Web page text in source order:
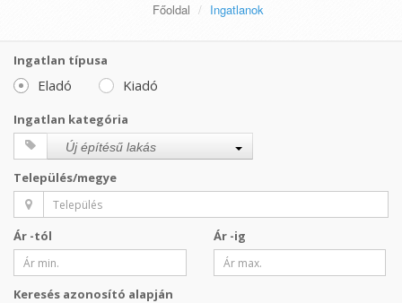
Főoldal Ingatlanok
Ingatlan típusa
Eladó Kiadó
Ingatlan kategória
Új építésű lakás
Település/megye
Ár -tól Ár -ig
Keresés azonosító alapján